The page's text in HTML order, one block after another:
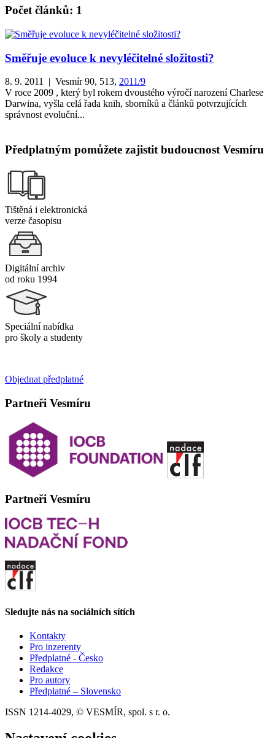
Počet článků: 1
Směřuje evoluce k nevyléčitelné složitosti?
8. 9. 2011 | Vesmír 90, 513, 2011/9
V roce 2009 , který byl rokem dvoustého výročí narození Charlese
Darwina, vyšla celá řada knih, sborníků a článků potvrzujících
správnost evoluční...
Předplatným pomůžete zajistit budoucnost Vesmíru
Tištěná i elektronická
verze časopisu
Digitální archiv
od roku 1994
Speciální nabídka
pro školy a studenty
Objednat předplatné
Partneři Vesmíru
Partneři Vesmíru
Sledujte nás na sociálních sítích
Kontakty
Pro inzerenty
Předplatné - Česko
Redakce
Pro autory
Předplatné – Slovensko
ISSN 1214-4029, © VESMÍR, spol. s r. o.